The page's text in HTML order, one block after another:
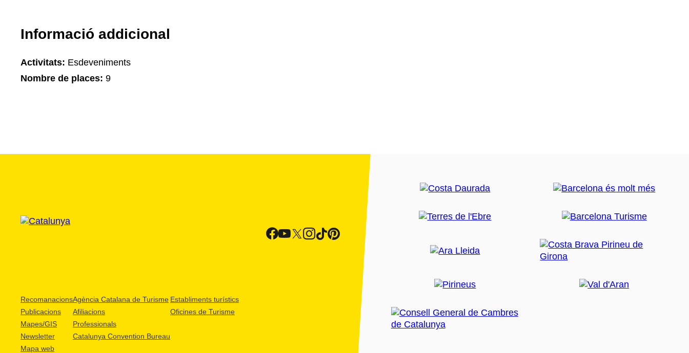
Informació addicional
Activitats: Esdeveniments
Nombre de places: 9
Recomanacions
Publicacions
Mapes/GIS
Newsletter
Mapa web
Agència Catalana de Turisme
Afiliacions
Professionals
Catalunya Convention Bureau
Establiments turístics
Oficines de Turisme